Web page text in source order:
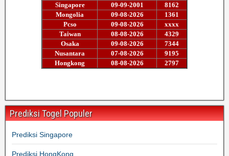
Prediksi Togel Populer
Prediksi Singapore
Prediksi HongKong